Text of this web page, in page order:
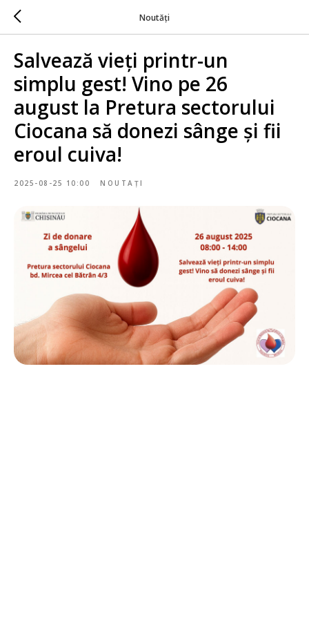
Noutăți
Salvează vieți printr-un
simplu gest! Vino pe 26
august la Pretura sectorului
Ciocana să donezi sânge și fii
eroul cuiva!
2025-08-25 10:00 NOUTAȚI